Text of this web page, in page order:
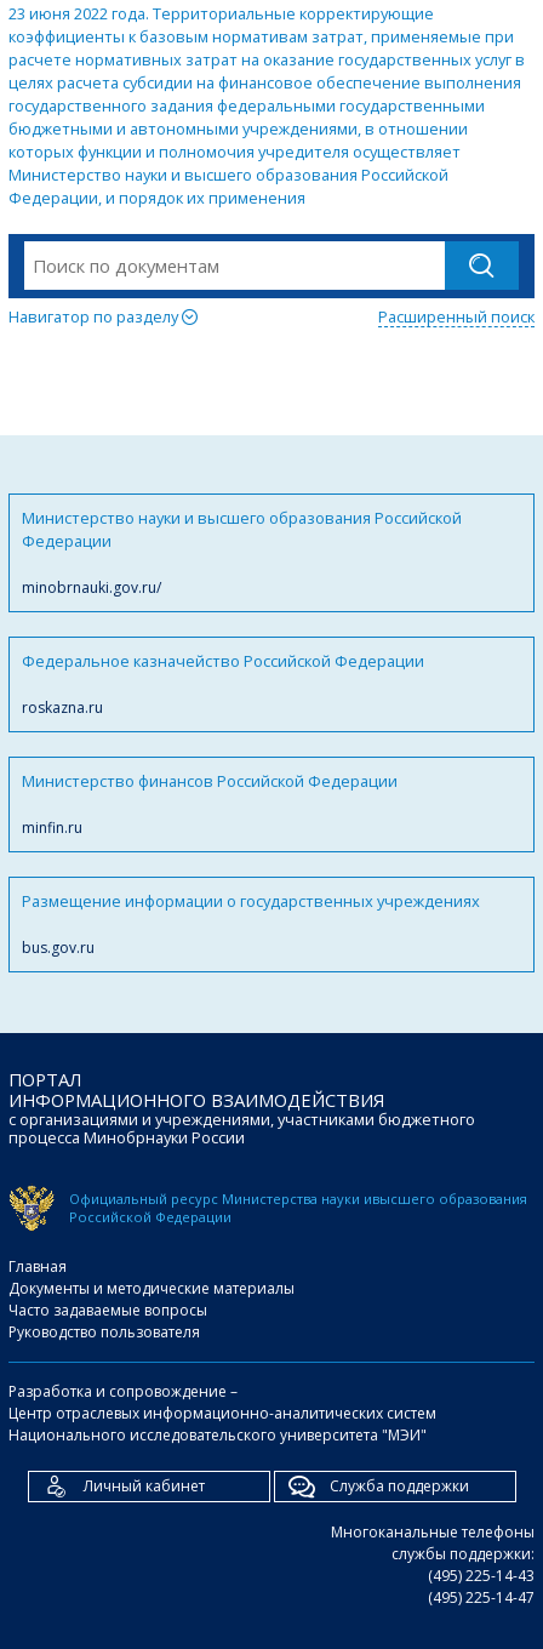
23 июня 2022 года. Территориальные корректирующие
коэффициенты к базовым нормативам затрат, применяемые при
расчете нормативных затрат на оказание государственных услуг в
целях расчета субсидии на финансовое обеспечение выполнения
государственного задания федеральными государственными
бюджетными и автономными учреждениями, в отношении
которых функции и полномочия учредителя осуществляет
Министерство науки и высшего образования Российской
Федерации, и порядок их применения
Навигатор по разделу Расширенный поиск
Министерство науки и высшего образования Российской
Федерации
minobrnauki.gov.ru/
Федеральное казначейство Российской Федерации
roskazna.ru
Министерство финансов Российской Федерации
minfin.ru
Размещение информации о государственных учреждениях
bus.gov.ru
ПОРТАЛ
ИНФОРМАЦИОННОГО ВЗАИМОДЕЙСТВИЯ
с организациями и учреждениями, участниками бюджетного
процесса Минобрнауки России
Официальный ресурс Министерства науки ивысшего образования
Российской Федерации
Главная
Документы и методические материалы
Часто задаваемые вопросы
Руководство пользователя
Разработка и сопровождение –
Центр отраслевых информационно-аналитических систем
Национального исследовательского университета "МЭИ"
Личный кабинет Служба поддержки
Многоканальные телефоны
службы поддержки:
(495) 225-14-43
(495) 225-14-47